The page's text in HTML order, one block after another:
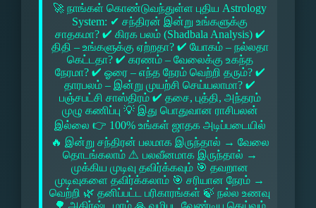
🚀 நாங்கள் கொண்டுவந்துள்ள புதிய Astrology
System: ✔ சந்திரன் இன்று உங்களுக்கு
சாதகமா? ✔ கிரக பலம் (Shadbala Analysis) ✔
திதி – உங்களுக்கு ஏற்றதா? ✔ யோகம் – நல்லதா
கெட்டதா? ✔ கரணம் – வேலைக்கு உகந்த
நேரமா? ✔ ஓரை – எந்த நேரம் வெற்றி தரும்? ✔
தாரபலம் – இன்று முயற்சி செய்யலாமா? ✔
பஞ்சபட்சி சாஸ்திரம் ✔ தசை, புத்தி, அந்தரம்
முழு கணிப்பு 💡 இது பொதுவான ராசிபலன்
இல்லை 👉 100% உங்கள் ஜாதக அடிப்படையில்
🔥 இன்று சந்திரன் பலமாக இருந்தால் → வேலை
தொடங்கலாம் ⚠ பலவீனமாக இருந்தால் →
முக்கிய முடிவு தவிர்க்கவும் 🎯 தவறான
முடிவுகளை தவிர்க்கலாம் 🎯 சரியான நேரம் →
வெற்றி 🌿 தனிப்பட்ட பரிகாரங்கள் 🍃 நல்ல உணவு